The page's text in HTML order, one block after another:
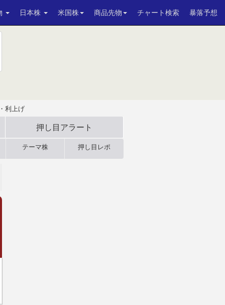
日本株 米国株 商品先物 チャート検索 暴落予想
利上げ
押し目アラート
テーマ株 押し目レポ